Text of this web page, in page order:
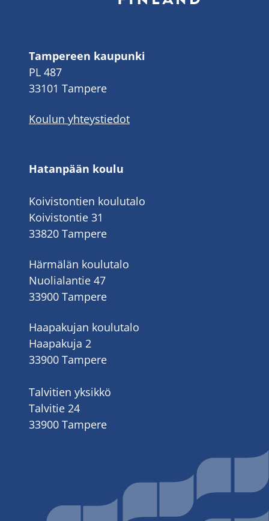
Tampereen kaupunki
PL 487
33101 Tampere
Koulun yhteystiedot
Hatanpään koulu
Koivistontien koulutalo
Koivistontie 31
33820 Tampere
Härmälän koulutalo
Nuolialantie 47
33900 Tampere
Haapakujan koulutalo
Haapakuja 2
33900 Tampere
Talvitien yksikkö
Talvitie 24
33900 Tampere